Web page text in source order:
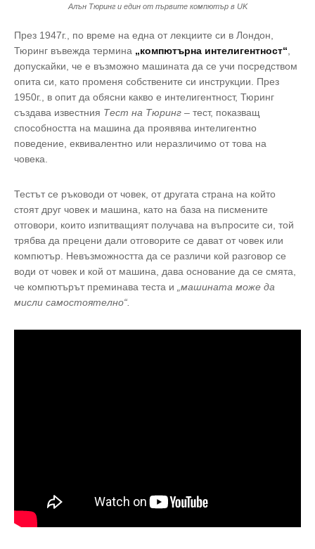
Алън Тюринг и един от първите компютър в UK
През 1947г., по време на една от лекциите си в Лондон,
Тюринг въвежда термина „компютърна интелигентност“
допускайки, че е възможно машината да се учи посредством
опита си, като променя собствените си инструкции. През
1950г., в опит да обясни какво е интелигентност, Тюринг
създава известния Тест на Тюринг – тест, показващ
способността на машина да проявява интелигентно
поведение, еквивалентно или неразличимо от това на
човека.
Тестът се ръководи от човек, от другата страна на който
стоят друг човек и машина, като на база на писмените
отговори, които изпитващият получава на въпросите си, той
трябва да прецени дали отговорите се дават от човек или
компютър. Невъзможността да се различи кой разговор се
води от човек и кой от машина, дава основание да се смята,
че компютърът преминава теста и „машината може да
мисли самостоятелно“.